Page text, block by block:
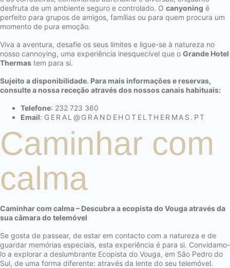
desfruta de um ambiente seguro e controlado. O canyoning é
perfeito para grupos de amigos, famílias ou para quem procura um
momento de pura emoção.
Viva a aventura, desafie os seus limites e ligue-se à natureza no
nosso cannoying, uma experiência inesquecível que o Grande Hotel
Thermas tem para si.
Sujeito a disponibilidade. Para mais informações e reservas,
consulte a nossa receção através dos nossos canais habituais:
Telefone: 232 723 360
Email: GERAL@GRANDEHOTELTHERMAS.PT
Caminhar com
calma
Caminhar com calma – Descubra a ecopista do Vouga através da
sua câmara do telemóvel
Se gosta de passear, de estar em contacto com a natureza e de
guardar memórias especiais, esta experiência é para si. Convidamo-
lo a explorar a deslumbrante Ecopista do Vouga, em São Pedro do
Sul, de uma forma diferente: através da lente do seu telemóvel.